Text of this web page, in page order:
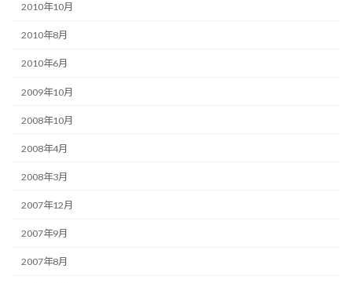
2010年10月
2010年8月
2010年6月
2009年10月
2008年10月
2008年4月
2008年3月
2007年12月
2007年9月
2007年8月